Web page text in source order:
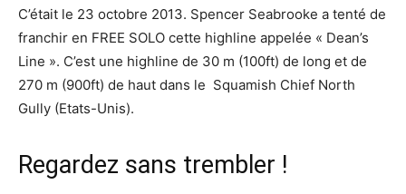
C’était le 23 octobre 2013. Spencer Seabrooke a tenté de
franchir en FREE SOLO cette highline appelée « Dean’s
Line ». C’est une highline de 30 m (100ft) de long et de
270 m (900ft) de haut dans le Squamish Chief North
Gully (Etats-Unis).
Regardez sans trembler !